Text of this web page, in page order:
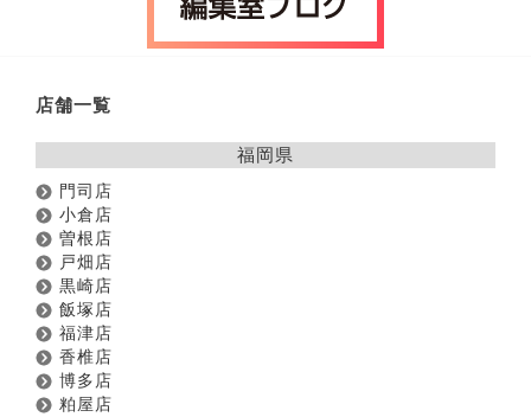
店舗一覧
福岡県
門司店
小倉店
曽根店
戸畑店
黒崎店
飯塚店
福津店
香椎店
博多店
粕屋店